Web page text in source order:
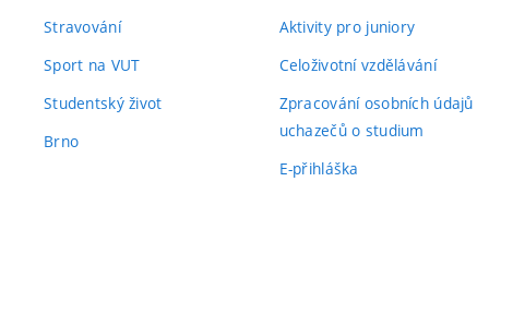
Stravování
Sport na VUT
Studentský život
Brno
Aktivity pro juniory
Celoživotní vzdělávání
Zpracování osobních údajů
uchazečů o studium
E-přihláška